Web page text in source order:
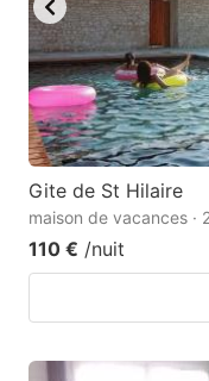
Gite de St Hilaire
maison de vacances ·
110 € /nuit